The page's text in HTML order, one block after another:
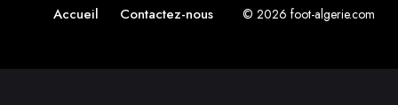
Accueil Contactez-nous © 2026 foot-algerie.com